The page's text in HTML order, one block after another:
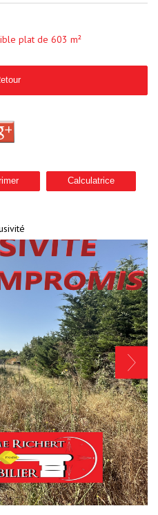
plat de 603 m²
Calculatrice